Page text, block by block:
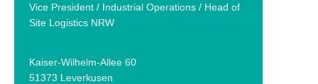
Vice President / Industrial Operations / Head of
Site Logistics NRW
Kaiser-Wilhelm-Allee 60
51373 Leverkusen